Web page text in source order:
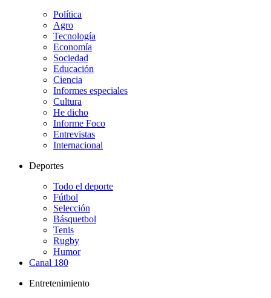
Política
Agro
Tecnología
Economía
Sociedad
Educación
Ciencia
Informes especiales
Cultura
He dicho
Informe Foco
Entrevistas
Internacional
Deportes
Todo el deporte
Fútbol
Selección
Básquetbol
Tenis
Rugby
Humor
Canal 180
Entretenimiento